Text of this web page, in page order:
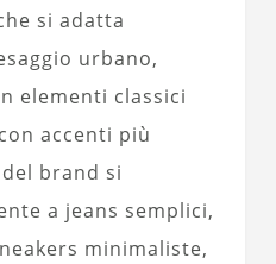
si adatta
urbano,
elementi classici
accenti più
del brand si
a jeans semplici,
minimaliste,